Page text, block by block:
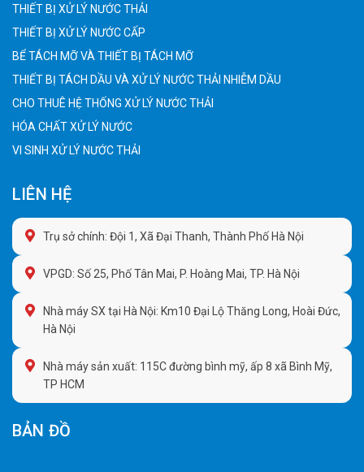
THIẾT BỊ XỬ LÝ NƯỚC THẢI
THIẾT BỊ XỬ LÝ NƯỚC CẤP
BỂ TÁCH MỠ VÀ THIẾT BỊ TÁCH MỠ
THIẾT BỊ TÁCH DẦU VÀ XỬ LÝ NƯỚC THẢI NHIỄM DẦU
CHO THUÊ HỆ THỐNG XỬ LÝ NƯỚC THẢI
HÓA CHẤT XỬ LÝ NƯỚC
VI SINH XỬ LÝ NƯỚC THẢI
LIÊN HỆ
Trụ sở chính: Đội 1, Xã Đại Thanh, Thành Phố Hà Nội
VPGD: Số 25, Phố Tân Mai, P. Hoàng Mai, TP. Hà Nội
Nhà máy SX tại Hà Nội: Km10 Đại Lộ Thăng Long, Hoài Đức,
Hà Nội
Nhà máy sản xuất: 115C đường bình mỹ, ấp 8 xã Bình Mỹ,
TP HCM
BẢN ĐỒ